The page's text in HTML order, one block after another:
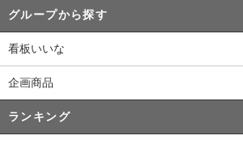
グループから探す
看板いいな
企画商品
ランキング